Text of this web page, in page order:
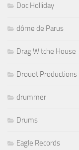
Doc Holliday
dôme de Parus
Drag Witche House
Drouot Productions
drummer
Drums
Eagle Records